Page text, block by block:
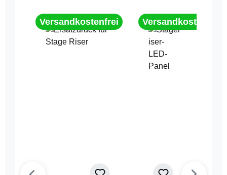
Versandkostenfrei Versandkostenfrei